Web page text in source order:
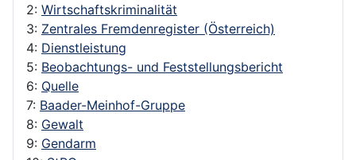
2: Wirtschaftskriminalität
3: Zentrales Fremdenregister (Österreich)
4: Dienstleistung
5: Beobachtungs- und Feststellungsbericht
6: Quelle
7: Baader-Meinhof-Gruppe
8: Gewalt
9: Gendarm